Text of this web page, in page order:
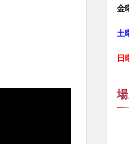
金
土
日